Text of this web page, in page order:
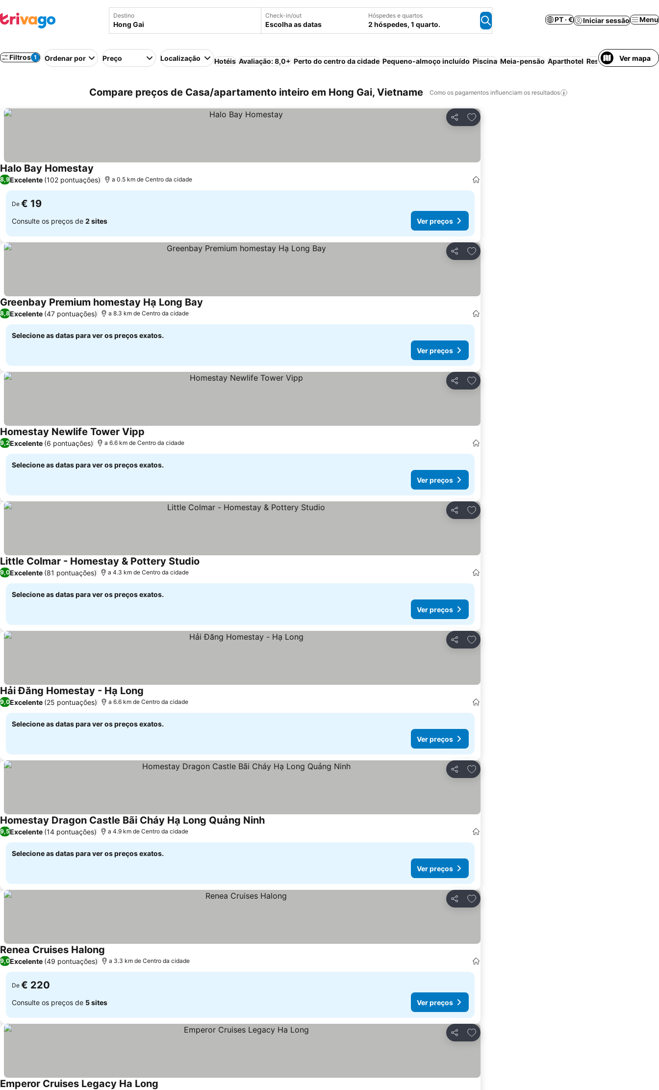
Destino Check-in/out
Escolha as datas
Hóspedes e quartos
2 hóspedes, 1 quarto.
PT · € Iniciar sessão Menu
Filtros 1 Ordenar por Preço Localização Hotéis Avaliação: 8,0+ Perto do centro da cidade Pequeno-almoço incluído Piscina Meia-pensão Aparthotel Resort Ar
Ver mapa
Compare preços de Casa/apartamento inteiro em Hong Gai, Vietname Como os pagamentos influenciam os resultados
Partilhar
Adicionar aos favoritos
Halo Bay Homestay
8,9Excelente (102 pontuações) a 0.5 km de Centro da cidade
De € 19
Consulte os preços de 2 sites Ver preços
Partilhar
Adicionar aos favoritos
Greenbay Premium homestay Hạ Long Bay
8,8Excelente (47 pontuações) a 8.3 km de Centro da cidade
Selecione as datas para ver os preços exatos.
Ver preços
Partilhar
Adicionar aos favoritos
Homestay Newlife Tower Vipp
9,2Excelente (6 pontuações) a 6.6 km de Centro da cidade
Selecione as datas para ver os preços exatos.
Ver preços
Partilhar
Adicionar aos favoritos
Little Colmar - Homestay & Pottery Studio
9,0Excelente (81 pontuações) a 4.3 km de Centro da cidade
Selecione as datas para ver os preços exatos.
Ver preços
Partilhar
Adicionar aos favoritos
Hải Đăng Homestay - Hạ Long
9,0Excelente (25 pontuações) a 6.6 km de Centro da cidade
Selecione as datas para ver os preços exatos.
Ver preços
Partilhar
Adicionar aos favoritos
Homestay Dragon Castle Bãi Cháy Hạ Long Quảng Ninh
9,5Excelente (14 pontuações) a 4.9 km de Centro da cidade
Selecione as datas para ver os preços exatos.
Ver preços
Partilhar
Adicionar aos favoritos
Renea Cruises Halong
9,0Excelente (49 pontuações) a 3.3 km de Centro da cidade
De € 220
Consulte os preços de 5 sites Ver preços
Partilhar
Adicionar aos favoritos
Emperor Cruises Legacy Ha Long